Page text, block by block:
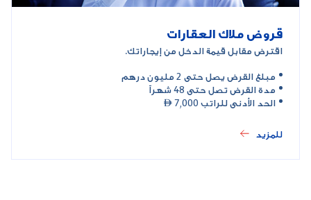
قروض ملاك العقارات
اقترض مقابل قيمة الدخل من إيجاراتك.
مبلغ القرض يصل حتى 2 مليون درهم
مدة القرض تصل حتى 48 شهراً
الحد الأدنى للراتب 7,000 
للمزيد